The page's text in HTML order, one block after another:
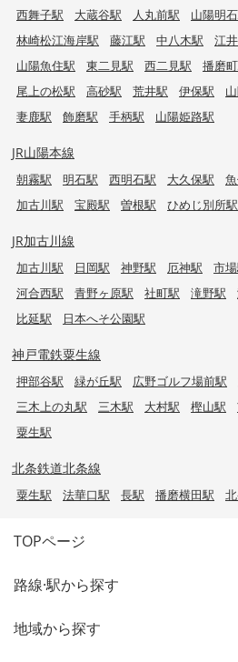
西舞子駅 大蔵谷駅 人丸前駅 山陽明
林崎松江海岸駅
藤江駅 中八木駅 江
山陽魚住駅
東二見駅 西二見駅 播磨
尾上の松駅
高砂駅 荒井駅 伊保駅
妻鹿駅
飾磨駅 手柄駅 山陽姫路駅
JR山陽本線
朝霧駅 明石駅 西明石駅 大久保駅
加古川駅
宝殿駅 曽根駅 ひめじ別所駅
JR加古川線
加古川駅 日岡駅 神野駅 厄神駅 市
河合西駅
青野ヶ原駅 社町駅 滝野駅
比延駅
日本へそ公園駅
神戸電鉄粟生線
押部谷駅 緑が丘駅 広野ゴルフ場前駅
三木上の丸駅
三木駅 大村駅 樫山駅
粟生駅
北条鉄道北条線
粟生駅 法華口駅 長駅 播磨横田駅
TOPページ
路線·駅から探す
地域から探す